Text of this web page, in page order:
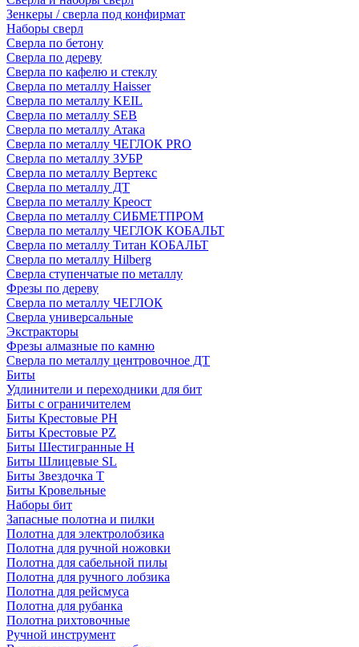
Зенкеры / сверла под конфирмат
Наборы сверл
Сверла по бетону
Сверла по дереву
Сверла по кафелю и стеклу
Сверла по металлу Haisser
Сверла по металлу KEIL
Сверла по металлу SEB
Сверла по металлу Атака
Сверла по металлу ЧЕГЛОК PRO
Сверла по металлу ЗУБР
Сверла по металлу Вертекс
Сверла по металлу ДТ
Сверла по металлу Креост
Сверла по металлу СИБМЕТПРОМ
Сверла по металлу ЧЕГЛОК КОБАЛЬТ
Сверла по металлу Титан КОБАЛЬТ
Сверла по металлу Hilberg
Сверла ступенчатые по металлу
Фрезы по дереву
Сверла по металлу ЧЕГЛОК
Сверла универсальные
Экстракторы
Фрезы алмазные по камню
Сверла по металлу центровочное ДТ
Биты
Удлинители и переходники для бит
Биты с ограничителем
Биты Крестовые PH
Биты Крестовые PZ
Биты Шестигранные H
Биты Шлицевые SL
Биты Звездочка T
Биты Кровельные
Наборы бит
Запасные полотна и пилки
Полотна для электролобзика
Полотна для ручной ножовки
Полотна для сабельной пилы
Полотна для ручного лобзика
Полотна для рейсмуса
Полотна для рубанка
Полотна рихтовочные
Ручной инструмент